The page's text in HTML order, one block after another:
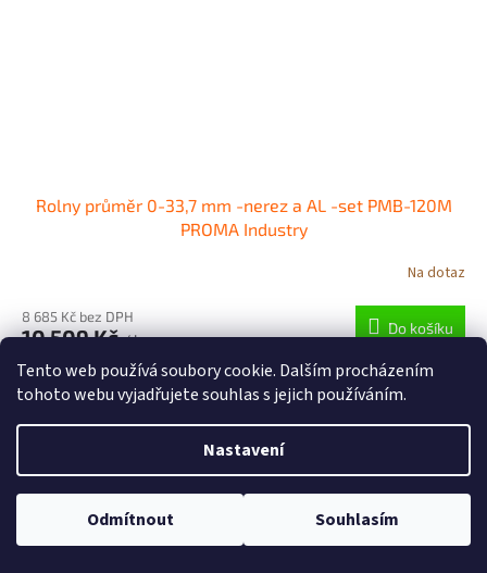
Tento web používá soubory cookie. Dalším procházením
tohoto webu vyjadřujete souhlas s jejich používáním.
Nastavení
Odmítnout Souhlasím
Rolny průměr 0-33,7 mm -nerez a AL -set PMB-120M
PROMA Industry
Na dotaz
8 685 Kč bez DPH
10 509 Kč/ ks
Do košíku
Rolny průměr 0-33,7 mm -nerez a AL -set PMB-120M PROMA Industry
je praktický produkt...